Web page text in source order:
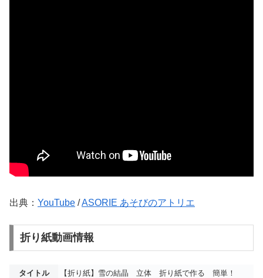
出典： YouTube /ASORIE あそびのアトリエ
折り紙動画情報
タイトル
【折り紙】雪の結晶 立体 折り紙で作る 簡単！